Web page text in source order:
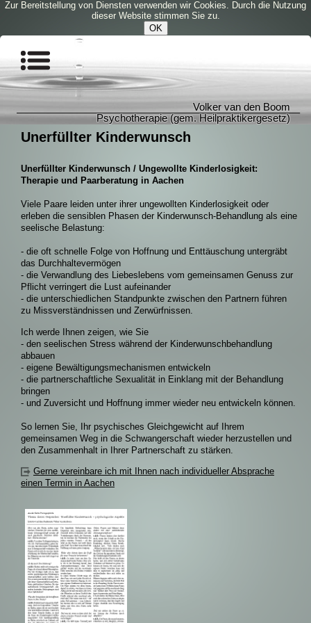
Zur Bereitstellung von Diensten verwenden wir Cookies. Durch die Nutzung
dieser Website stimmen Sie zu.
OK
Volker van den Boom
Psychotherapie (gem. Heilpraktikergesetz)
Unerfüllter Kinderwunsch
Unerfüllter Kinderwunsch / Ungewollte Kinderlosigkeit:
Therapie und Paarberatung in Aachen
Viele Paare leiden unter ihrer ungewollten Kinderlosigkeit oder
erleben die sensiblen Phasen der Kinderwunsch-Behandlung als eine
seelische Belastung:
- die oft schnelle Folge von Hoffnung und Enttäuschung untergräbt
das Durchhaltevermögen
- die Verwandlung des Liebeslebens vom gemeinsamen Genuss zur
Pflicht verringert die Lust aufeinander
- die unterschiedlichen Standpunkte zwischen den Partnern führen
zu Missverständnissen und Zerwürfnissen.
Ich werde Ihnen zeigen, wie Sie
- den seelischen Stress während der Kinderwunschbehandlung
abbauen
- eigene Bewältigungsmechanismen entwickeln
- die partnerschaftliche Sexualität in Einklang mit der Behandlung
bringen
- und Zuversicht und Hoffnung immer wieder neu entwickeln können.
So lernen Sie, Ihr psychisches Gleichgewicht auf Ihrem
gemeinsamen Weg in die Schwangerschaft wieder herzustellen und
den Zusammenhalt in Ihrer Partnerschaft zu stärken.
Gerne vereinbare ich mit Ihnen nach individueller Absprache
einen Termin in Aachen